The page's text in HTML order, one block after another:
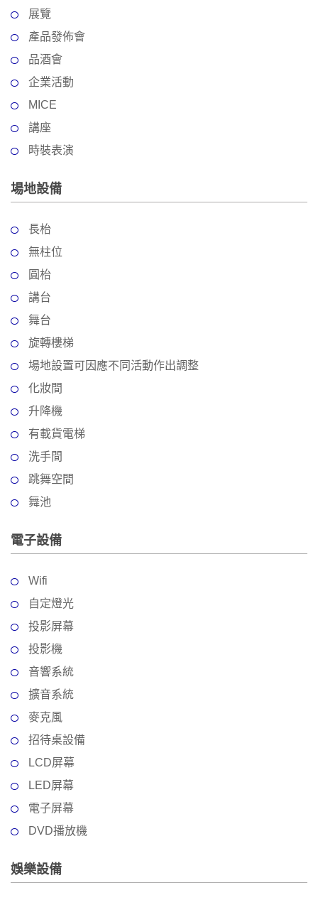
場
新
奇
體
作
工
作
戶
外
樂
出
租
展覽
產品發佈會
品酒會
企業活動
MICE
講座
時裝表演
場地設備
長枱
無柱位
圓枱
講台
舞台
旋轉樓梯
場地設置可因應不同活動作出調整
化妝間
升降機
有載貨電梯
洗手間
跳舞空間
舞池
電子設備
Wifi
自定燈光
投影屏幕
投影機
音響系統
擴音系統
麥克風
招待桌設備
LCD屏幕
LED屏幕
電子屏幕
DVD播放機
娛樂設備